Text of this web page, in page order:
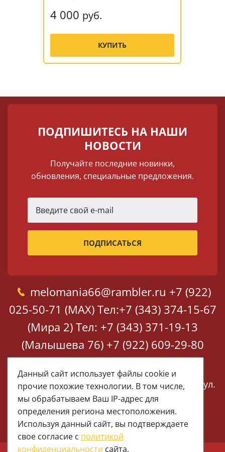
4 000 руб.
КУПИТЬ
ПОДПИШИТЕСЬ НА НАШИ
НОВОСТИ
Получайте последние новинки,
обновления, специальные предложения.
melomania66@rambler.ru +7 (922)
025-50-71 (MAX) Тел:+7 (343) 374-15-67
(Мира 2) Тел: +7 (343) 371-19-13
(Малышева 76) +7 (922) 609-29-80
(MAX)
Екатеринбург, ул. Мира 2
Екатеринбург, ул.
Малышева 76
Данный сайт использует файлы cookie и
прочие похожие технологии. В том числе,
мы обрабатываем Ваш IP-адрес для
определения региона местоположения.
Используя данный сайт, вы подтверждаете
свое согласие с политикой
конфиденциальности сайта.